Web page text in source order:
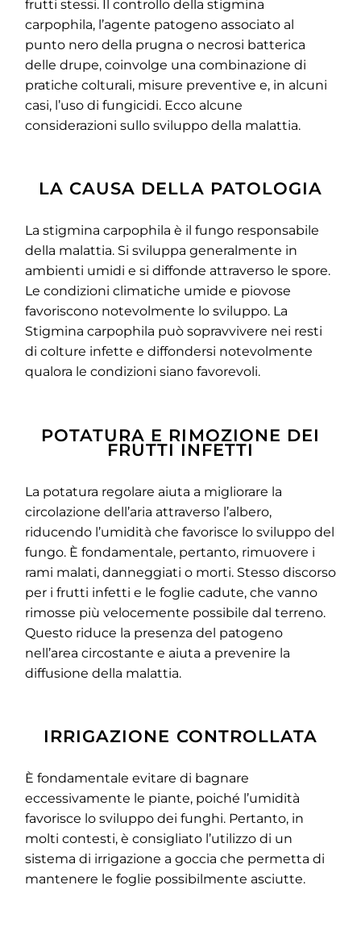
frutti stessi. Il controllo della stigmina
carpophila, l’agente patogeno associato al
punto nero della prugna o necrosi batterica
delle drupe, coinvolge una combinazione di
pratiche colturali, misure preventive e, in alcuni
casi, l’uso di fungicidi. Ecco alcune
considerazioni sullo sviluppo della malattia.
LA CAUSA DELLA PATOLOGIA
La stigmina carpophila è il fungo responsabile
della malattia. Si sviluppa generalmente in
ambienti umidi e si diffonde attraverso le spore.
Le condizioni climatiche umide e piovose
favoriscono notevolmente lo sviluppo. La
Stigmina carpophila può sopravvivere nei resti
di colture infette e diffondersi notevolmente
qualora le condizioni siano favorevoli.
POTATURA E RIMOZIONE DEI
FRUTTI INFETTI
La potatura regolare aiuta a migliorare la
circolazione dell’aria attraverso l’albero,
riducendo l’umidità che favorisce lo sviluppo del
fungo. È fondamentale, pertanto, rimuovere i
rami malati, danneggiati o morti. Stesso discorso
per i frutti infetti e le foglie cadute, che vanno
rimosse più velocemente possibile dal terreno.
Questo riduce la presenza del patogeno
nell’area circostante e aiuta a prevenire la
diffusione della malattia.
IRRIGAZIONE CONTROLLATA
È fondamentale evitare di bagnare
eccessivamente le piante, poiché l’umidità
favorisce lo sviluppo dei funghi. Pertanto, in
molti contesti, è consigliato l’utilizzo di un
sistema di irrigazione a goccia che permetta di
mantenere le foglie possibilmente asciutte.